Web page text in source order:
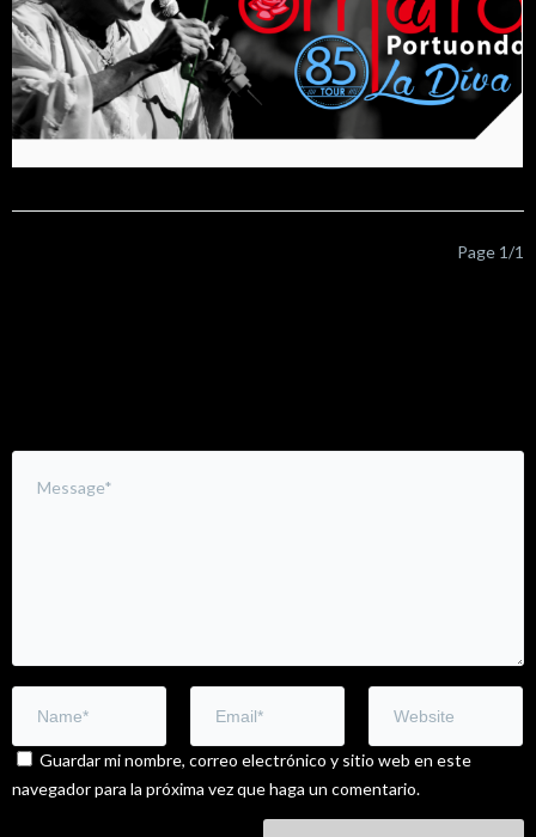
Page 1/1
Guardar mi nombre, correo electrónico y sitio web en este
navegador para la próxima vez que haga un comentario.